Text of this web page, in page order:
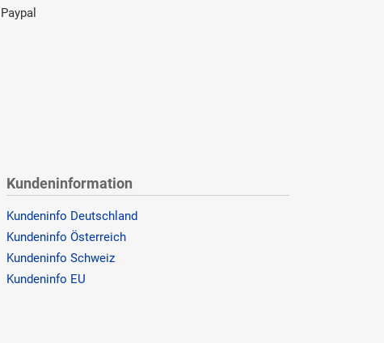
Paypal
Kundeninformation
Kundeninfo Deutschland
Kundeninfo Österreich
Kundeninfo Schweiz
Kundeninfo EU